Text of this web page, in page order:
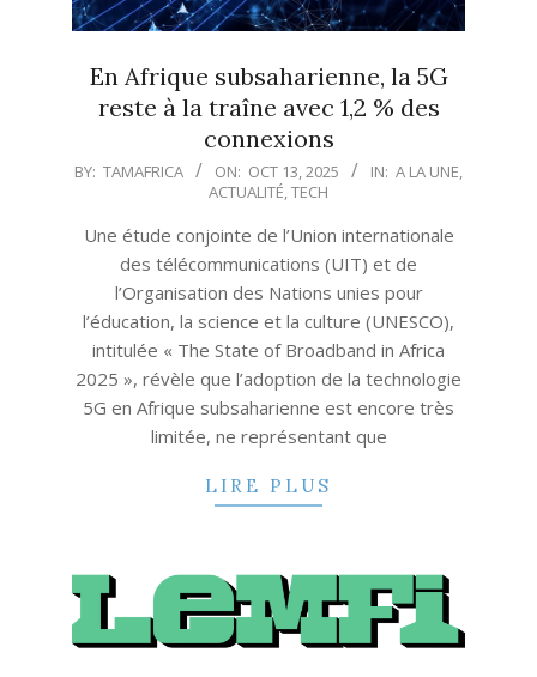
En Afrique subsaharienne, la 5G
reste à la traîne avec 1,2 % des
connexions
2025-
13
BY: TAMAFRICA ON: OCT 13, 2025 IN: A LA UNE
ACTUALITÉ TECH
Une étude conjointe de l’Union internationale
des télécommunications (UIT) et de
l’Organisation des Nations unies pour
l’éducation, la science et la culture (UNESCO),
intitulée « The State of Broadband in Africa
2025 », révèle que l’adoption de la technologie
5G en Afrique subsaharienne est encore très
limitée, ne représentant que
LIRE PLUS